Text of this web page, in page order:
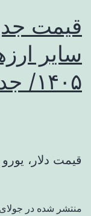
قیمت
۱۴۰۵/ جدول
قیمت دلار،
منتشر شده در جولای 31, 2026